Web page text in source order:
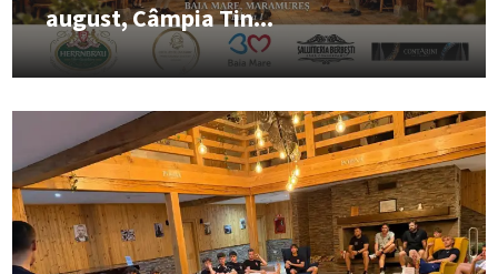
august, Câmpia Tin...